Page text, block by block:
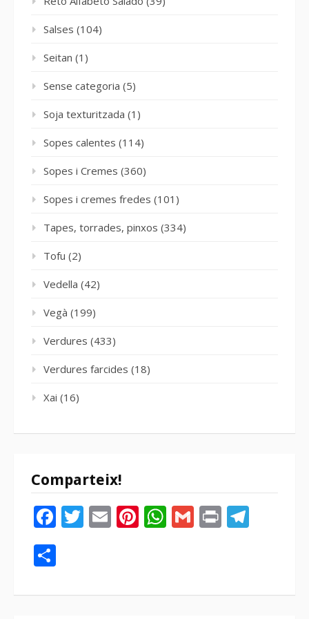
Salses (104)
Seitan (1)
Sense categoria (5)
Soja texturitzada (1)
Sopes calentes (114)
Sopes i Cremes (360)
Sopes i cremes fredes (101)
Tapes, torrades, pinxos (334)
Tofu (2)
Vedella (42)
Vegà (199)
Verdures (433)
Verdures farcides (18)
Xai (16)
Comparteix!
Facebook
Twitter
EmailPinterest
WhatsApp
Gmail
Print